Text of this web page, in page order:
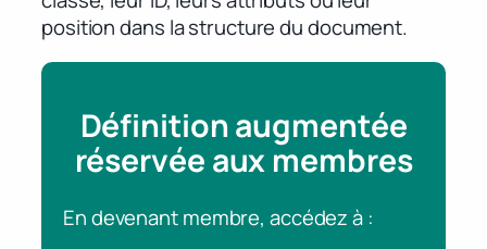
position dans la structure du document.
Définition augmentée
réservée aux membres
En devenant membre, accédez à :